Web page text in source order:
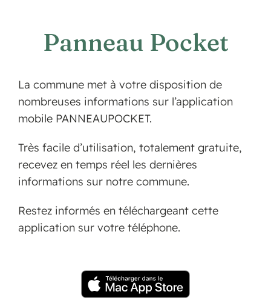
Panneau Pocket
La commune met à votre disposition de
nombreuses informations sur l’application
mobile PANNEAUPOCKET.
Très facile d’utilisation, totalement gratuite,
recevez en temps réel les dernières
informations sur notre commune.
Restez informés en téléchargeant cette
application sur votre téléphone.